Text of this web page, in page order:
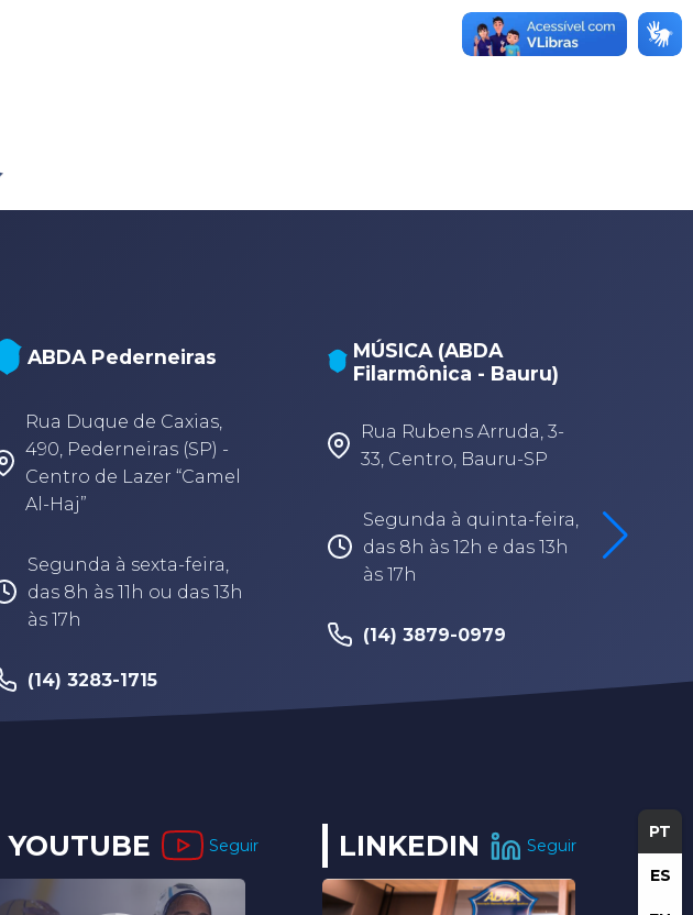
PT
ES
ABDA Pederneiras
Rua Duque de Caxias,
490, Pederneiras (SP) -
Centro de Lazer “Camel
Al-Haj”
Segunda à sexta-feira,
das 8h às 11h ou das 13h
às 17h
(14) 3283-1715
MÚSICA (ABDA
Filarmônica - Bauru)
Rua Rubens Arruda, 3-
33, Centro, Bauru-SP
Segunda à quinta-feira,
das 8h às 12h e das 13h
às 17h
(14) 3879-0979
YOUTUBE Seguir LINKEDIN Seguir